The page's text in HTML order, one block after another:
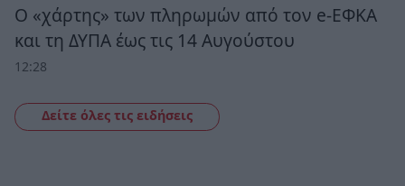
Ο «χάρτης» των πληρωμών από τον e-ΕΦΚΑ
και τη ΔΥΠΑ έως τις 14 Αυγούστου
12:28
Δείτε όλες τις ειδήσεις